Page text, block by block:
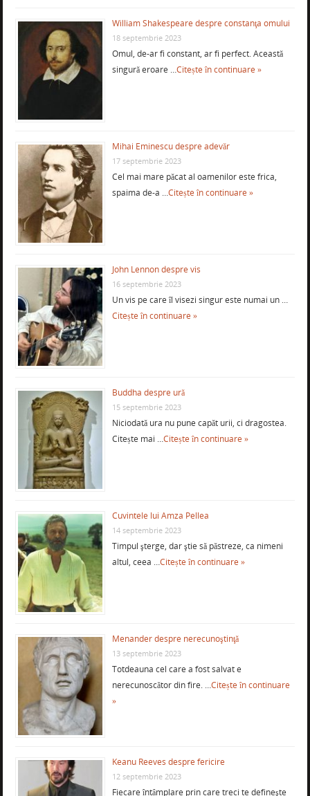
William Shakespeare despre constanţa omului
18 septembrie 2023
Omul, de-ar fi constant, ar fi perfect. Această
singură eroare …Citește în continuare »
Mihai Eminescu despre adevăr
17 septembrie 2023
Cel mai mare păcat al oamenilor este frica,
spaima de-a …Citește în continuare »
John Lennon despre vis
16 septembrie 2023
Un vis pe care îl visezi singur este numai un …
Citește în continuare »
Buddha despre ură
15 septembrie 2023
Niciodată ura nu pune capăt urii, ci dragostea.
Citește mai …Citește în continuare »
Cuvintele lui Amza Pellea
14 septembrie 2023
Timpul şterge, dar ştie să păstreze, ca nimeni
altul, ceea …Citește în continuare »
Menander despre nerecunoştinţă
13 septembrie 2023
Totdeauna cel care a fost salvat e
nerecunoscător din fire. …Citește în continuare
»
Keanu Reeves despre fericire
12 septembrie 2023
Fiecare întâmplare prin care treci te defineşte